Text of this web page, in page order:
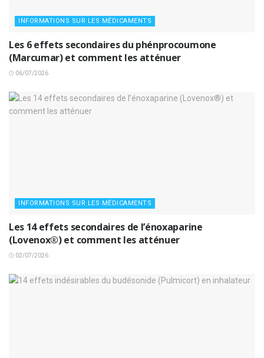
INFORMATIONS SUR LES MÉDICAMENTS
Les 6 effets secondaires du phénprocoumone
(Marcumar) et comment les atténuer
06/07/2026
INFORMATIONS SUR LES MÉDICAMENTS
Les 14 effets secondaires de l’énoxaparine
(Lovenox®) et comment les atténuer
02/07/2026